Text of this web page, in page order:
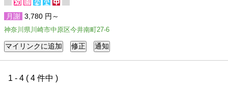
月謝 3,780 円～
神奈川県川崎市中原区今井南町27-6
1 - 4 ( 4 件中 )